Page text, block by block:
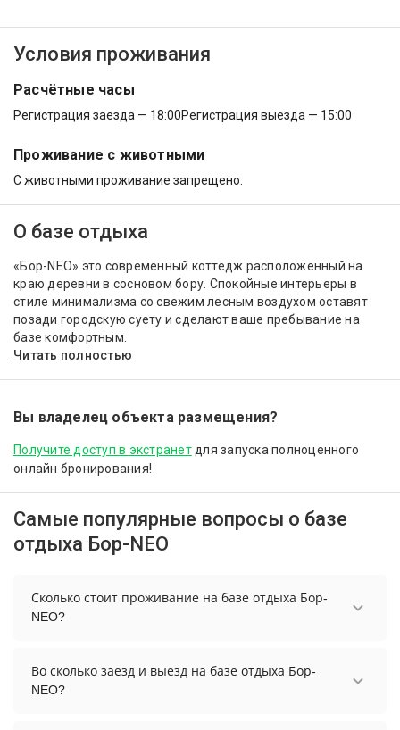
Условия проживания
Расчётные часы
Регистрация заезда — 18:00Регистрация выезда — 15:00
Проживание с животными
С животными проживание запрещено.
О базе отдыха
«Бор-NEO» это современный коттедж расположенный на
краю деревни в сосновом бору. Спокойные интерьеры в
стиле минимализма со свежим лесным воздухом оставят
позади городскую суету и сделают ваше пребывание на
базе комфортным.
Читать полностью
Вы владелец объекта размещения?
Получите доступ в экстранетдля запуска полноценного
онлайн бронирования!
Самые популярные вопросы о базе
отдыха Бор-NEO
Сколько стоит проживание на базе отдыха Бор-
NEO?
на базе отдыха Бор-NEO, выберите нужные даты
и количество гостей.
Во сколько заезд и выезд на базе отдыха Бор-
NEO?